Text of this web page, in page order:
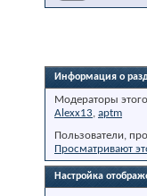
Информация о
Модераторы
Alexx13, aptm
Пользователи,
Просматривают
Настройка